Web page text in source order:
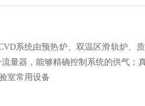
系统由预热炉、双温区滑轨炉、
量器，能够精确控制系统的供气；
室常用设备